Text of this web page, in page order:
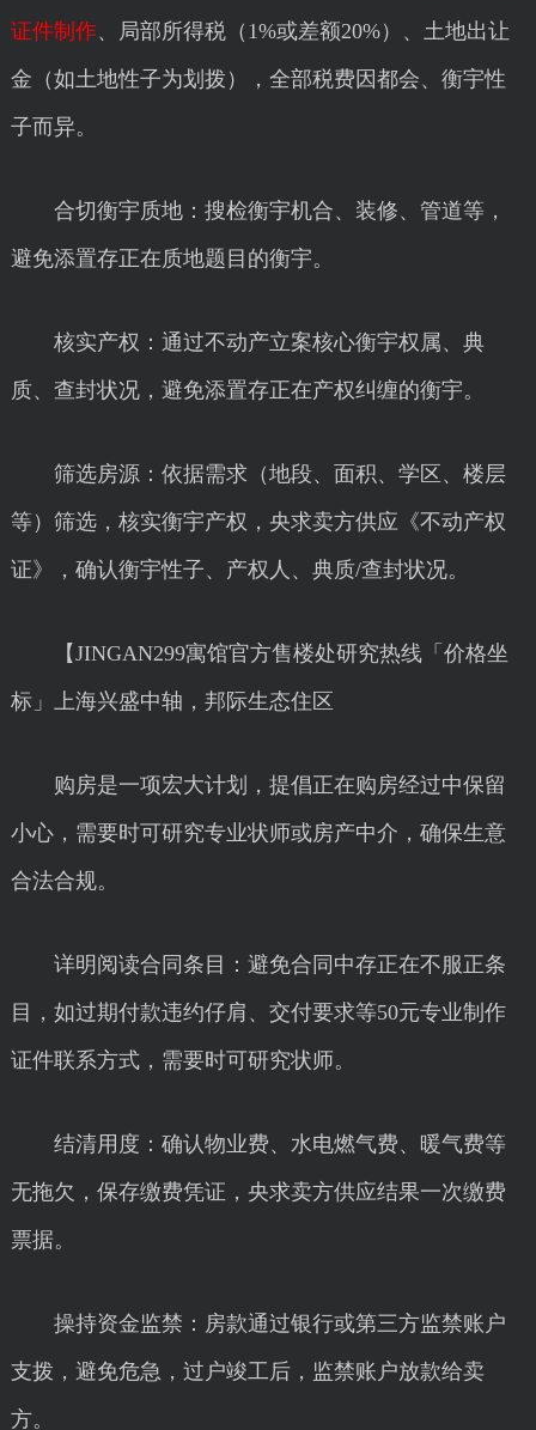
证件制作、局部所得税（1%或差额20%）、土地出让
金（如土地性子为划拨），全部税费因都会、衡宇性
子而异。
合切衡宇质地：搜检衡宇机合、装修、管道等，
避免添置存正在质地题目的衡宇。
核实产权：通过不动产立案核心衡宇权属、典
质、查封状况，避免添置存正在产权纠缠的衡宇。
筛选房源：依据需求（地段、面积、学区、楼层
等）筛选，核实衡宇产权，央求卖方供应《不动产权
证》，确认衡宇性子、产权人、典质/查封状况。
【JINGAN299寓馆官方售楼处研究热线「价格坐
标」上海兴盛中轴，邦际生态住区
购房是一项宏大计划，提倡正在购房经过中保留
小心，需要时可研究专业状师或房产中介，确保生意
合法合规。
详明阅读合同条目：避免合同中存正在不服正条
目，如过期付款违约仔肩、交付要求等50元专业制作
证件联系方式，需要时可研究状师。
结清用度：确认物业费、水电燃气费、暖气费等
无拖欠，保存缴费凭证，央求卖方供应结果一次缴费
票据。
操持资金监禁：房款通过银行或第三方监禁账户
支拨，避免危急，过户竣工后，监禁账户放款给卖
方。